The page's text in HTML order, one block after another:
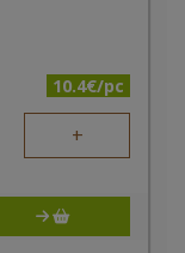
10.4€/pc
+